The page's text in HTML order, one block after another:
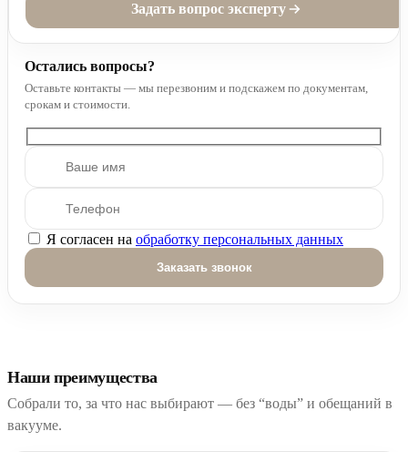
Задать вопрос эксперту
Остались вопросы?
Оставьте контакты — мы перезвоним и подскажем по документам,
срокам и стоимости.
Оставьте это поле пустым.
Я согласен на обработку персональных данных
Наши преимущества
Собрали то, за что нас выбирают — без “воды” и обещаний в
вакууме.